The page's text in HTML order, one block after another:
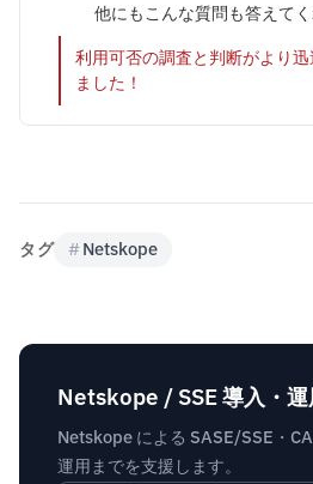
他にもこんな質問も答えて
利用可否の調査と判断がより
ました！
タグ #Netskope
Netskope / SSE 導入・
Netskope による SASE/SSE・
運用までを支援します。